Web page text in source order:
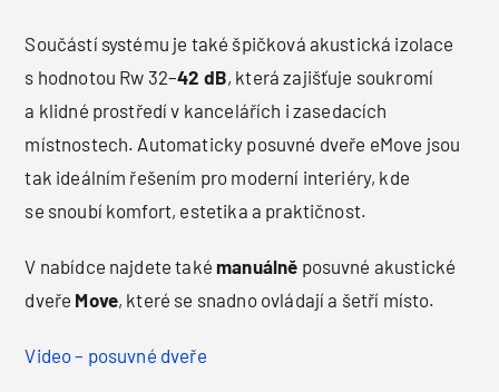
Součástí systému je také špičková akustická izolace
s hodnotou Rw 32–42 dB, která zajišťuje soukromí
a klidné prostředí v kancelářích i zasedacích
místnostech. Automaticky posuvné dveře eMove jsou
tak ideálním řešením pro moderní interiéry, kde
se snoubí komfort, estetika a praktičnost.
V nabídce najdete takémanuálně posuvné akustické
dveře Move, které se snadno ovládají a šetří místo.
Video – posuvné dveře